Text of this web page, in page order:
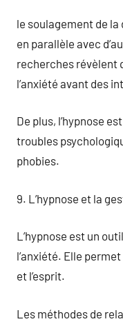
le soulagement de
en parallèle avec
recherches révèlent
l’anxiété avant des
De plus, l’hypnose
troubles
phobies.
9. L’hypnose et la
L’hypnose est un
l’anxiété. Elle
et l’esprit.
Les méthodes de